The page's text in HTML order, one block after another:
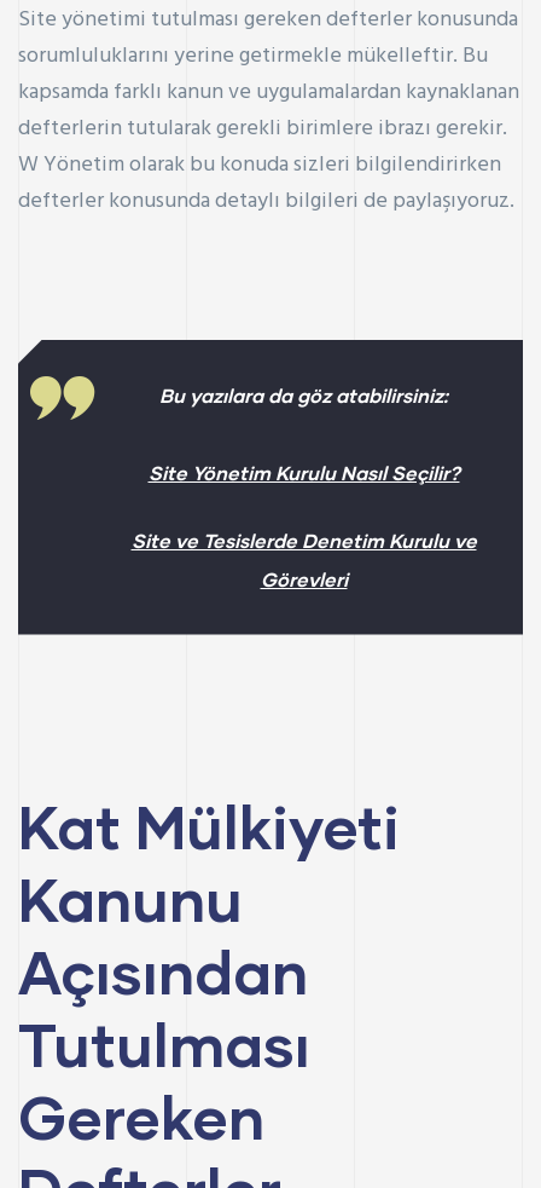
Site yönetimi tutulması gereken defterler konusunda
sorumluluklarını yerine getirmekle mükelleftir. Bu
kapsamda farklı kanun ve uygulamalardan kaynaklanan
defterlerin tutularak gerekli birimlere ibrazı gerekir.
W Yönetimolarak bu konuda sizleri bilgilendirirken
defterler konusunda detaylı bilgileri de paylaşıyoruz.
Bu yazılara da göz atabilirsiniz:
Site Yönetim Kurulu Nasıl Seçilir?
Site ve Tesislerde Denetim Kurulu ve
Görevleri
Kat Mülkiyeti
Kanunu
Açısından
Tutulması
Gereken